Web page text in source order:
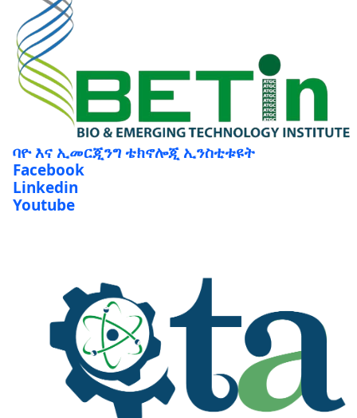
ባዮ እና ኢመርጂንግ ቴክኖሎጂ ኢንስቲቱዩት
Facebook
Linkedin
Youtube